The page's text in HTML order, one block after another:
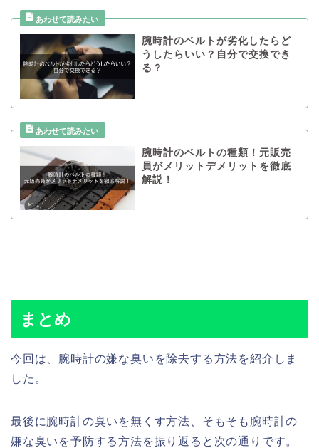
腕時計のベルトが劣化したらど
うしたらいい？自分で交換でき
る？
腕時計のベルトの種類！元販売
員がメリットデメリットを徹底
解説！
まとめ
今回は、腕時計の嫌な臭いを除去する方法を紹介しま
した。
最後に腕時計の臭いを無くす方法、そもそも腕時計の
嫌な臭いを予防する方法を振り返ると次の通りです。